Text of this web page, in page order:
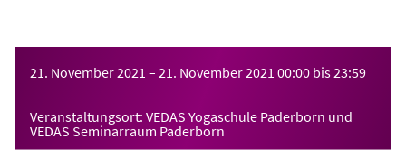
21. November 2021 – 21. November 2021 00:00 bis23:59
Veranstaltungsort: VEDAS Yogaschule Paderborn und
VEDAS Seminarraum Paderborn